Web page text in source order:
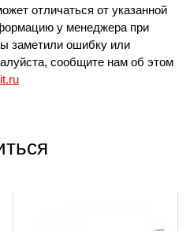
отличаться от указанной
у менеджера при
заметили ошибку или
сообщите нам об этом